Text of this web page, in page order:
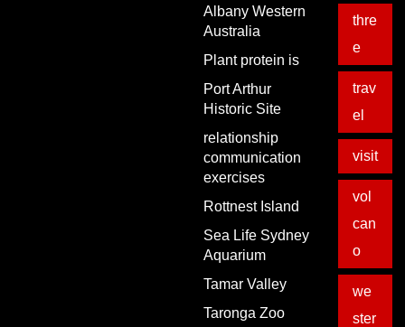
Albany Western
Australia
Plant protein is
Port Arthur
Historic Site
relationship
communication
exercises
Rottnest Island
Sea Life Sydney
Aquarium
Tamar Valley
Taronga Zoo
thre
e
trav
el
visit
vol
can
o
we
ster